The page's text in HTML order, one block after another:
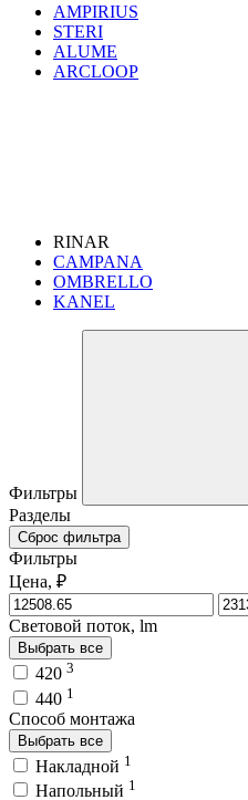
AMPIRIUS
STERI
ALUME
ARCLOOP
RINAR
CAMPANA
OMBRELLO
KANEL
Фильтры
Разделы
Сброс фильтра
Фильтры
Цена, ₽
Световой поток, lm
Выбрать все
420 3
440 1
Способ монтажа
Выбрать все
Накладной 1
Напольный 1